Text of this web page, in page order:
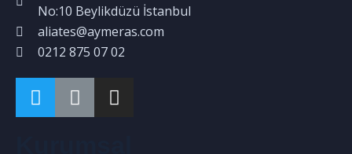
No:10 Beylikdüzü İstanbul
aliates@aymeras.com
0212 875 07 02